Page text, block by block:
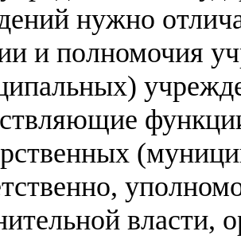
нужно
и полномочия
власти,